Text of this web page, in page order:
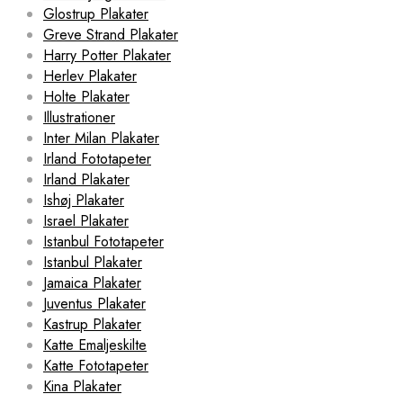
Glostrup Plakater
Greve Strand Plakater
Harry Potter Plakater
Herlev Plakater
Holte Plakater
Illustrationer
Inter Milan Plakater
Irland Fototapeter
Irland Plakater
Ishøj Plakater
Israel Plakater
Istanbul Fototapeter
Istanbul Plakater
Jamaica Plakater
Juventus Plakater
Kastrup Plakater
Katte Emaljeskilte
Katte Fototapeter
Kina Plakater